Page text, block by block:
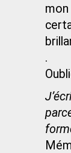
.